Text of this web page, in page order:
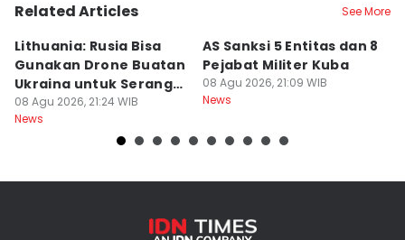
Related Articles See More
Lithuania: Rusia Bisa
Gunakan Drone Buatan
Ukraina untuk Serang
Baltik
08 Agu 2026, 21:24 WIB
News
AS Sanksi 5 Entitas dan 8
Pejabat Militer Kuba
08 Agu 2026, 21:09 WIB
News